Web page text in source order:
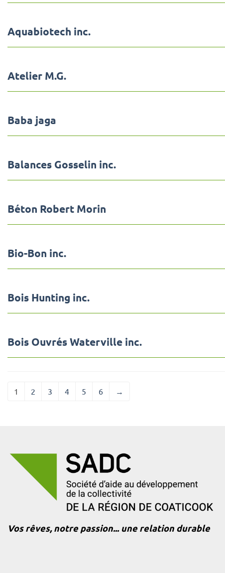
Aquabiotech inc.
Atelier M.G.
Baba jaga
Balances Gosselin inc.
Béton Robert Morin
Bio-Bon inc.
Bois Hunting inc.
Bois Ouvrés Waterville inc.
1 2 3 4 5 6 →
Vos rêves, notre passion... une relation durable